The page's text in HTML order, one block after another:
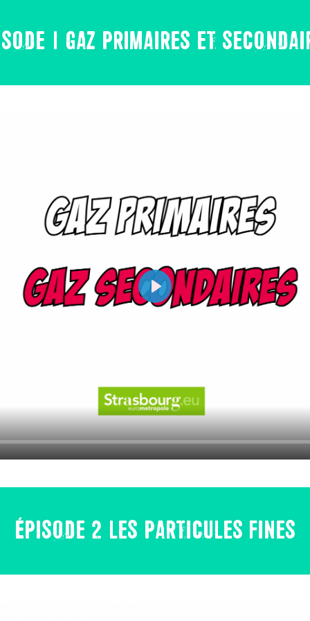
1 GAZ PRIMAIRES ET
PLAY
ÉPISODE 2 LES PARTICULES FINES